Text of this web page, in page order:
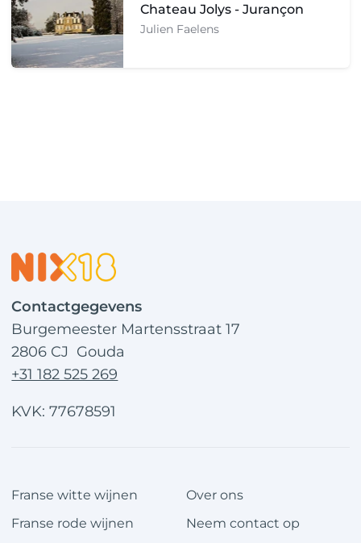
Chateau Jolys - Jurançon
Julien Faelens
Contactgegevens
Burgemeester Martensstraat 17
2806 CJ Gouda
+31 182 525 269
KVK: 77678591
Franse witte wijnen
Franse rode wijnen
Over ons
Neem contact op